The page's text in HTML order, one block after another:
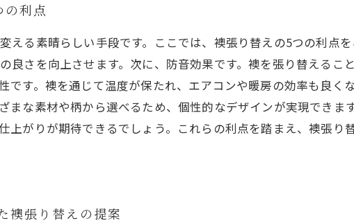
利点
る素晴らしい手段です。ここでは、襖張り替えの5つの利点を
良さを向上させます。次に、防音効果です。襖を張り替えるこ
です。襖を通じて温度が保たれ、エアコンや暖房の効率も良く
まな素材や柄から選べるため、個性的なデザインが実現できま
上がりが期待できるでしょう。これらの利点を踏まえ、襖張り
襖張り替えの提案